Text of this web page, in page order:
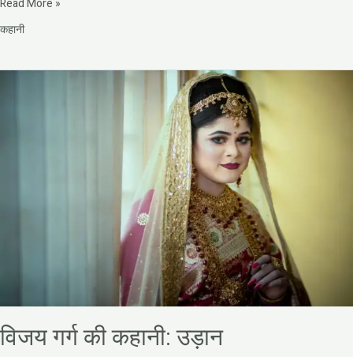
Read More »
कहानी
विजय गर्ग की कहानी: उड़ान